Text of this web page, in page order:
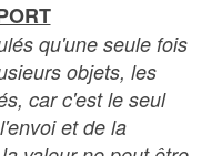
qu'une seule fois
objets, les
car c'est le seul
et de la